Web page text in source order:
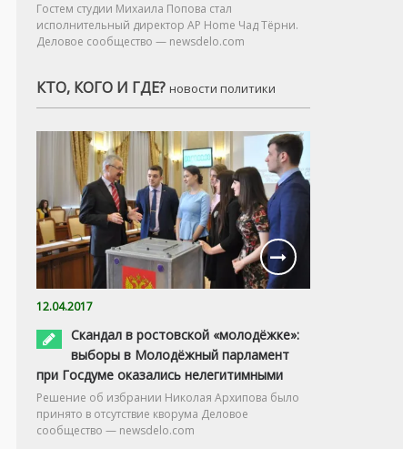
Гостем студии Михаила Попова стал
исполнительный директор AP Home Чад Тёрни.
Деловое сообщество — newsdelo.com
КТО, КОГО И ГДЕ? новости политики
12.04.2017
Скандал в ростовской «молодёжке»:
выборы в Молодёжный парламент
при Госдуме оказались нелегитимными
Решение об избрании Николая Архипова было
принято в отсутствие кворума Деловое
сообщество — newsdelo.com